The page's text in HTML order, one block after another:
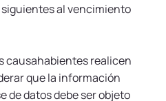
al vencimiento
causahabientes realicen
que la información
de datos debe ser objeto